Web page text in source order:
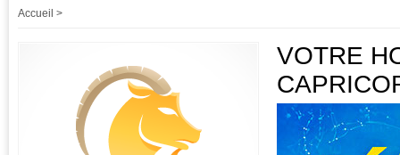
Accueil >
VOTRE